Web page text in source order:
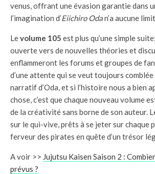
venus, offrant une évasion garantie dans
l’imagination d’Eiichiro Odan’a aucune
Levolume 105 est plus qu’une simple
ouverte vers de nouvelles théories et
enflammeront les forums et groupes de
d’une attente qui se veut toujours
narratif d’Oda, et si l’histoire nous a bien
chose, c’est que chaque nouveau volume
de la créativité sans borne de son auteur.
sur le qui-vive, prêts à se jeter sur chaque
ferveur des pirates en quête d’un trésor
A voir >> Jujutsu Kaisen Saison 2 :
prévus ?